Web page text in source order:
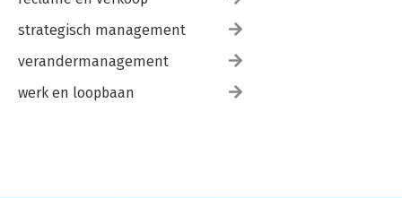
strategisch management
verandermanagement
werk en loopbaan